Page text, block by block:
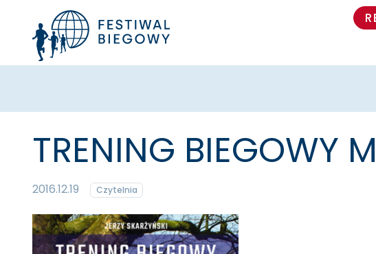
TRENING BIEGOWY
2016.12.19 Czytelnia